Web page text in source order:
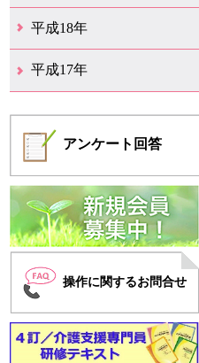
12月（11）
11月（10）
10月（6）
9月（2）
8月（6）
7月（6）
6月（3）
5月（9）
4月（9）
3月（9）
2月（7）
1月（6）
平成18年
12月（11）
11月（7）
10月（5）
9月（6）
8月（9）
7月（9）
6月（18）
5月（12）
4月（14）
3月（20）
2月（10）
1月（9）
平成17年
アンケート 回答
操作に関するお問合せ